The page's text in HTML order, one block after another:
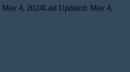
May 4, 2024Last Updated: May 4,